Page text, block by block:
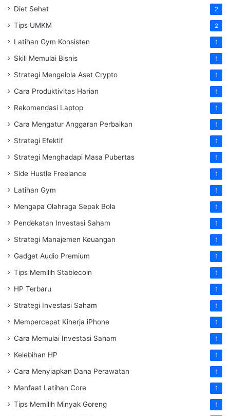
Diet Sehat 2
Tips UMKM 2
Latihan Gym Konsisten 1
Skill Memulai Bisnis 1
Strategi Mengelola Aset Crypto 1
Cara Produktivitas Harian 1
Rekomendasi Laptop 1
Cara Mengatur Anggaran Perbaikan 1
Strategi Efektif 1
Strategi Menghadapi Masa Pubertas 1
Side Hustle Freelance 1
Latihan Gym 1
Mengapa Olahraga Sepak Bola 1
Pendekatan Investasi Saham 1
Strategi Manajemen Keuangan 1
Gadget Audio Premium 1
Tips Memilih Stablecoin 1
HP Terbaru 1
Strategi Investasi Saham 1
Mempercepat Kinerja iPhone 1
Cara Memulai Investasi Saham 1
Kelebihan HP 1
Cara Menyiapkan Dana Perawatan 1
Manfaat Latihan Core 1
Tips Memilih Minyak Goreng 1